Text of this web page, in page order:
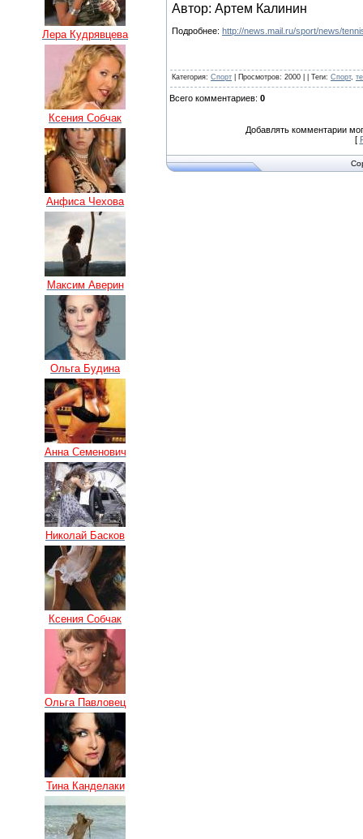
Лера Кудрявцева
Ксения Собчак
Анфиса Чехова
Максим Аверин
Ольга Будина
Анна Семенович
Николай Басков
Ксения Собчак
Ольга Павловец
Тина Канделаки
Автор: Артем Калинин
Подробнее: http://news.mail.ru/sport/news/
Категория: Спорт Просмотров: 2000 | | Теги: Спорт,
Всего комментариев: 0
Добавлять комментарии
[